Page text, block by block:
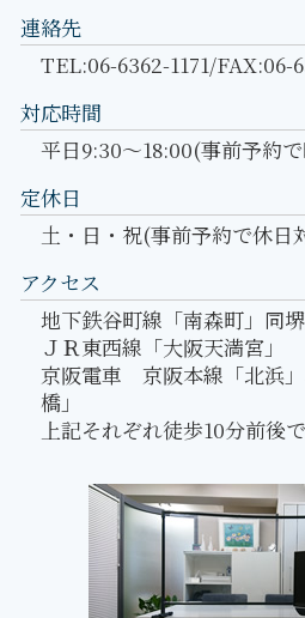
連絡先
TEL:06-6362-1171/FAX:06-
対応時間
平日9:30～18:00(事前予約
定休日
土・日・祝(事前予約で休日
アクセス
地下鉄谷町線「南森町」同堺
ＪＲ東西線「大阪天満宮」
京阪電車 京阪本線「北浜
橋」
上記それぞれ徒歩10分前後で